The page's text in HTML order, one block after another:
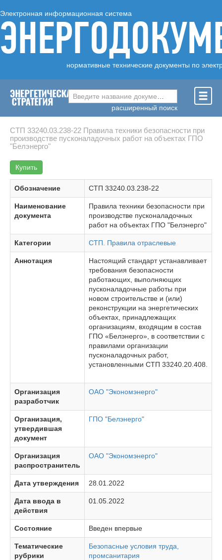
Электронная информационная система
нормативные технические документы по
Введите название документа ...
расширенный поиск
СТП 33240.03.238-22 Правила техники безопасности при
производстве пусконаладочных работ на объектах ГПО
"Белэнерго"
Купить
Обозначение СТП 33240.03.238-22
Наименование
документа
Правила техники безопасности при
производстве пусконаладочных
работ на объектах ГПО "Белэнерго"
Категории СТП. Правила отраслевые
Аннотация
Настоящий стандарт устанавливает
требования безопасности
работающих, выполняющих
пусконаладочные работы при
новом строительстве и (или)
реконструкции на энергетических
объектах, принадлежащих
организациям, входящим в состав
ГПО «Белэнерго», в соответствии с
правилами организации
пусконаладочных работ,
установленными СТП 33240.20.408.
Организация
разработчик
ОАО "Экономэнерго"
Организация,
утвердившая
документ
ГПО "Белэнерго"
Организация
распространитель
ОАО "Экономэнерго"
Дата утверждения 28.01.2022
Дата ввода в
действия
01.05.2022
Состояние Введен впервые
Тематические
рубрики
Безопасные условия труда,
промсанитария